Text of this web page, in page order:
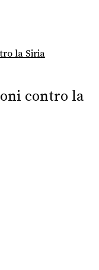
la Siria
contro la